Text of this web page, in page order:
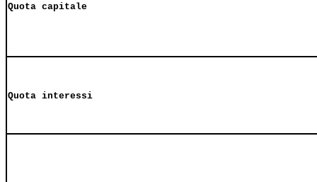
Quota capitale
Quota interessi